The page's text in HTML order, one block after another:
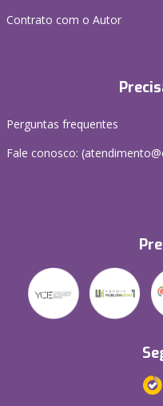
Contrato com o Autor
Perguntas frequentes
Fale conosco: